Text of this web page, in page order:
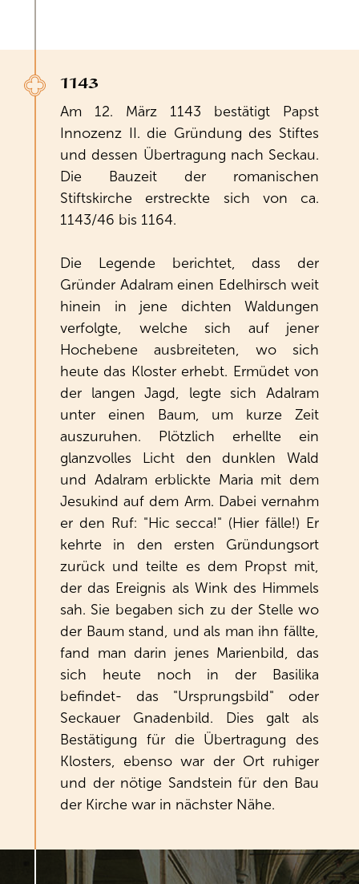
1143
Am 12. März 1143 bestätigt Papst
Innozenz II. die Gründung des Stiftes
und dessen Übertragung nach Seckau.
Die Bauzeit der romanischen
Stiftskirche erstreckte sich von ca.
1143/46 bis 1164.
Die Legende berichtet, dass der
Gründer Adalram einen Edelhirsch weit
hinein in jene dichten Waldungen
verfolgte, welche sich auf jener
Hochebene ausbreiteten, wo sich
heute das Kloster erhebt. Ermüdet von
der langen Jagd, legte sich Adalram
unter einen Baum, um kurze Zeit
auszuruhen. Plötzlich erhellte ein
glanzvolles Licht den dunklen Wald
und Adalram erblickte Maria mit dem
Jesukind auf dem Arm. Dabei vernahm
er den Ruf: "Hic secca!" (Hier fälle!) Er
kehrte in den ersten Gründungsort
zurück und teilte es dem Propst mit,
der das Ereignis als Wink des Himmels
sah. Sie begaben sich zu der Stelle wo
der Baum stand, und als man ihn fällte,
fand man darin jenes Marienbild, das
sich heute noch in der Basilika
befindet- das "Ursprungsbild" oder
Seckauer Gnadenbild. Dies galt als
Bestätigung für die Übertragung des
Klosters, ebenso war der Ort ruhiger
und der nötige Sandstein für den Bau
der Kirche war in nächster Nähe.